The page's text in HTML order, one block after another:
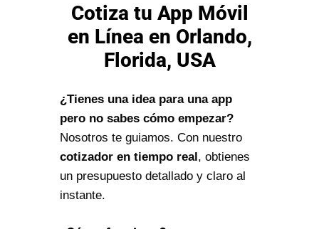
Cotiza tu App Móvil
en Línea en Orlando,
Florida, USA
¿Tienes una idea para una app
pero no sabes cómo empezar?
Nosotros te guiamos. Con nuestro
cotizador en tiempo real, obtienes
un presupuesto detallado y claro al
instante.